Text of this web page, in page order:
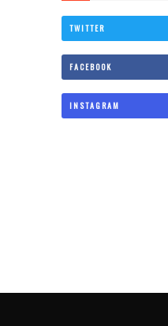
TWITTER
FACEBOOK
INSTAGRAM